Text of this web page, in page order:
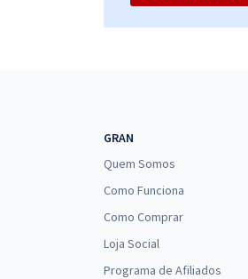
GRAN
Quem Somos
Como Funciona
Como Comprar
Loja Social
Programa de Afiliados